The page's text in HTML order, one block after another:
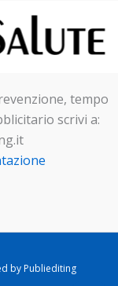
tempo
scrivi a:
by Publiediting